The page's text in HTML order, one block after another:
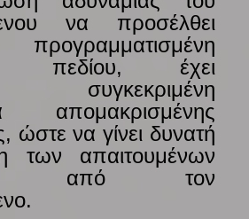
να προσέλθει
πεδίου, έχει
συγκεκριμένη
απομακρισμένης
ώστε να γίνει δυνατή
των απαιτουμένων
από τον